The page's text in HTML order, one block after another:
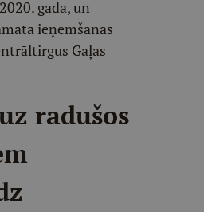
gada, un
ieņemšanas
Gaļas
radušos